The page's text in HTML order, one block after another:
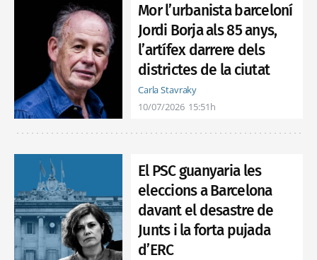
Mor l’urbanista barceloní
Jordi Borja als 85 anys,
l’artífex darrere dels
districtes de la ciutat
Carla Stavraky
10/07/2026 15:51h
El PSC guanyaria les
eleccions a Barcelona
davant el desastre de
Junts i la forta pujada
d’ERC